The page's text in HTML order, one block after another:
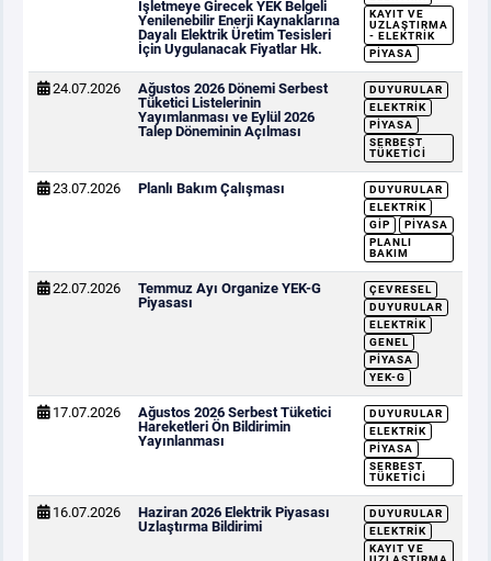
İşletmeye Girecek YEK Belgeli
Yenilenebilir Enerji Kaynaklarına
Dayalı Elektrik Üretim Tesisleri
İçin Uygulanacak Fiyatlar Hk.
KAYIT VE
UZLAŞTIRMA
- ELEKTRIK
PIYASA
24.07.2026
Ağustos 2026 Dönemi Serbest
Tüketici Listelerinin
Yayımlanması ve Eylül 2026
Talep Döneminin Açılması
DUYURULAR
ELEKTRIK
PIYASA
SERBEST
TÜKETICI
23.07.2026 Planlı Bakım Çalışması
DUYURULAR
ELEKTRIK
GİP
PIYASA
PLANLI
BAKIM
22.07.2026
Temmuz Ayı Organize YEK-G
Piyasası
ÇEVRESEL
DUYURULAR
ELEKTRIK
GENEL
PIYASA
YEK-G
17.07.2026
Ağustos 2026 Serbest Tüketici
Hareketleri Ön Bildirimin
Yayınlanması
DUYURULAR
ELEKTRIK
PIYASA
SERBEST
TÜKETICI
16.07.2026
Haziran 2026 Elektrik Piyasası
Uzlaştırma Bildirimi
DUYURULAR
ELEKTRIK
KAYIT VE